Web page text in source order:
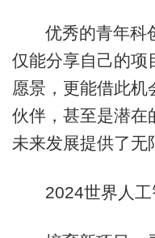
优秀的青年科
仅能分享自己的项
愿景，更能借此机
伙伴，甚至是潜在
未来发展提供了无
2024世界人